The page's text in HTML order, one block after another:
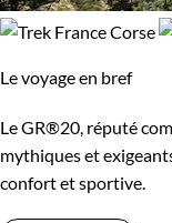
Le voyage en bref
Le GR®20, réputé
mythiques et
confort et sportive.